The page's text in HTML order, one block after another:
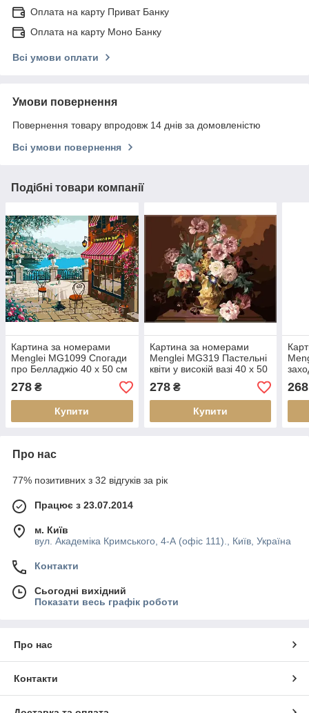
Оплата на карту Приват Банку
Оплата на карту Моно Банку
Всі умови оплати
Умови повернення
Повернення товару впродовж 14 днів за домовленістю
Всі умови повернення
Подібні товари компанії
Картина за номерами
Menglei MG1099 Спогади
про Белладжіо 40 х 50 см
278 ₴
Купити
Картина за номерами
Menglei MG319 Пастельні
квіти у високій вазі 40 х 50
см
278₴
Купити
950
268
Про нас
77% позитивних з 32 відгуків за рік
Працює з 23.07.2014
м. Київ
вул. Академіка Кримського, 4-А (офіс 111)., Київ, Україна
Контакти
Сьогодні вихідний
Показати весь графік роботи
Про нас
Контакти